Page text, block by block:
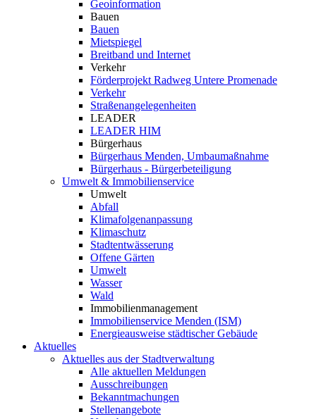
Geoinformation
Bauen
Bauen
Mietspiegel
Breitband und Internet
Verkehr
Förderprojekt Radweg Untere Promenade
Verkehr
Straßenangelegenheiten
LEADER
LEADER HIM
Bürgerhaus
Bürgerhaus Menden, Umbaumaßnahme
Bürgerhaus - Bürgerbeteiligung
Umwelt & Immobilienservice
Umwelt
Abfall
Klimafolgenanpassung
Klimaschutz
Stadtentwässerung
Offene Gärten
Umwelt
Wasser
Wald
Immobilienmanagement
Immobilienservice Menden (ISM)
Energieausweise städtischer Gebäude
Aktuelles
Aktuelles aus der Stadtverwaltung
Alle aktuellen Meldungen
Ausschreibungen
Bekanntmachungen
Stellenangebote